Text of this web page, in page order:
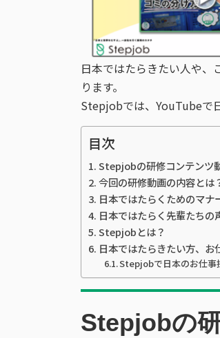
日本ではたらきたい人や、
ります。
Stepjobでは、YouTubeで
目次
Stepjobの研修コンテンツ
今回の研修動画の内容とは
日本ではたらくためのマナ
日本ではたらく先輩たちの
Stepjobとは？
日本ではたらきたい方、お
Stepjobで日本のお仕事
Stepjobの